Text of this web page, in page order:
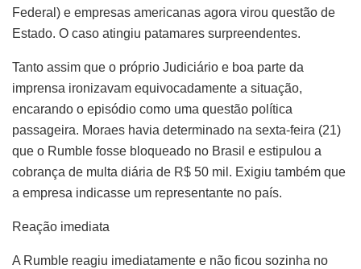
Federal) e empresas americanas agora virou questão de
Estado. O caso atingiu patamares surpreendentes.
Tanto assim que o próprio Judiciário e boa parte da
imprensa ironizavam equivocadamente a situação,
encarando o episódio como uma questão política
passageira. Moraes havia determinado na sexta-feira (21)
que o Rumble fosse bloqueado no Brasil e estipulou a
cobrança de multa diária de R$ 50 mil. Exigiu também que
a empresa indicasse um representante no país.
Reação imediata
A Rumble reagiu imediatamente e não ficou sozinha no